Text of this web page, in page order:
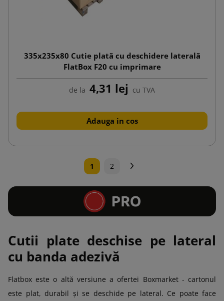
335x235x80 Cutie plată cu deschidere laterală
FlatBox F20 cu imprimare
de la 4,31 lej cu TVA
Adauga in cos
1 2
Cutii plate deschise pe lateral
cu banda adezivă
Flatbox este o altă versiune a ofertei Boxmarket - cartonul
este plat, durabil și se deschide pe lateral. Ce poate face